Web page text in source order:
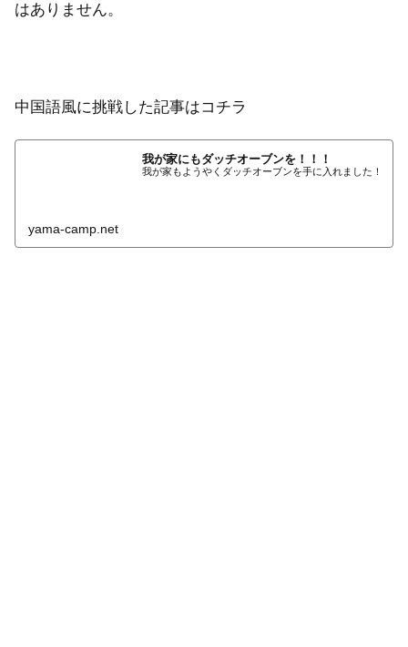
はありません。
中国語風に挑戦した記事はコチラ
我が家にもダッチオーブンを！！！
我が家もようやくダッチオーブンを手に入れました！
yama-camp.net